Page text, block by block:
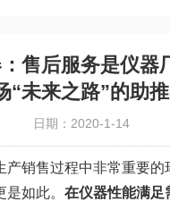
售后服务是仪器
“未来之路”的助
日期：2020-1-14
产销售过程中非常重要的
如此。 在仪器性能满足